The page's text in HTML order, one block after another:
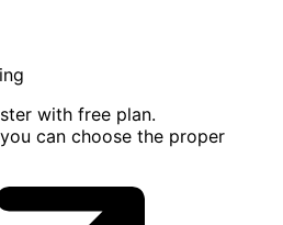
with free plan.
can choose the proper